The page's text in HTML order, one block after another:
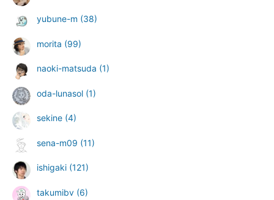
yubune-m (38)
morita (99)
naoki-matsuda (1)
oda-lunasol (1)
sekine (4)
sena-m09 (11)
ishigaki (121)
takumibv (6)